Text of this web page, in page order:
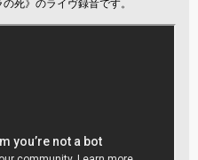
死》のライヴ録音です。